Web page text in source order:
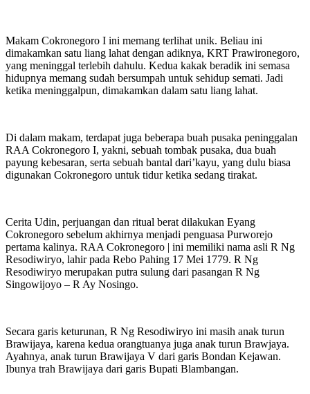
Makam Cokronegoro I ini memang terlihat unik. Beliau ini
dimakamkan satu liang lahat dengan adiknya, KRT Prawironegoro,
yang meninggal terlebih dahulu. Kedua kakak beradik ini semasa
hidupnya memang sudah bersumpah untuk sehidup semati. Jadi
ketika meninggalpun, dimakamkan dalam satu liang lahat.
Di dalam makam, terdapat juga beberapa buah pusaka peninggalan
RAA Cokronegoro I, yakni, sebuah tombak pusaka, dua buah
payung kebesaran, serta sebuah bantal dari’kayu, yang dulu biasa
digunakan Cokronegoro untuk tidur ketika sedang tirakat.
Cerita Udin, perjuangan dan ritual berat dilakukan Eyang
Cokronegoro sebelum akhirnya menjadi penguasa Purworejo
pertama kalinya. RAA Cokronegoro | ini memiliki nama asli R Ng
Resodiwiryo, lahir pada Rebo Pahing 17 Mei 1779. R Ng
Resodiwiryo merupakan putra sulung dari pasangan R Ng
Singowijoyo – R Ay Nosingo.
Secara garis keturunan, R Ng Resodiwiryo ini masih anak turun
Brawijaya, karena kedua orangtuanya juga anak turun Brawjaya.
Ayahnya, anak turun Brawijaya V dari garis Bondan Kejawan.
Ibunya trah Brawijaya dari garis Bupati Blambangan.